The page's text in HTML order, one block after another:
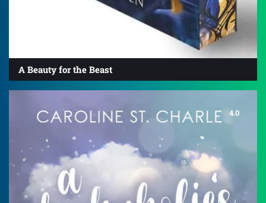
A Beauty for the Beast
4.0